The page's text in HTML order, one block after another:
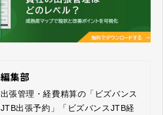
編集部
出張管理・経費精算の「ビズバンス
JTB出張予約」「ビズバンスJTB経